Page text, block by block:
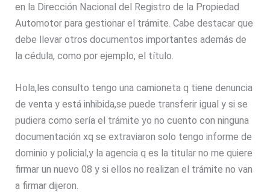
en la Dirección Nacional del Registro de la Propiedad
Automotor para gestionar el trámite. Cabe destacar que
debe llevar otros documentos importantes además de
la cédula, como por ejemplo, el título.
Hola,les consulto tengo una camioneta q tiene denuncia
de venta y está inhibida,se puede transferir igual y si se
pudiera como sería el trámite yo no cuento con ninguna
documentación xq se extraviaron solo tengo informe de
dominio y policial,y la agencia q es la titular no me quiere
firmar un nuevo 08 y si ellos no realizan el trámite no van
a firmar dijeron.